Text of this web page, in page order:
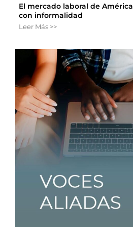
El mercado laboral de
con informalidad
Leer Más >>